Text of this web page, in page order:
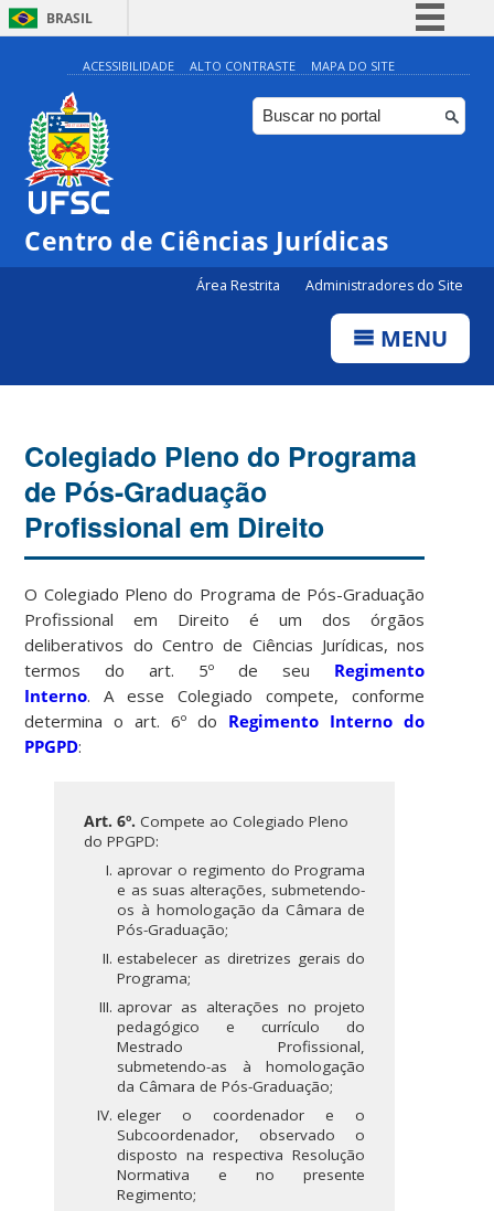
BRASIL
Simplifique!
Comunica BR
Participe
Canais
ACESSIBILIDADE ALTO CONTRASTE MAPA DO SITE
Centro de Ciências Jurídicas
Área Restrita Administradores do Site
MENU
Colegiado Pleno do Programa
de Pós-Graduação
Profissional em Direito
O Colegiado Pleno do Programa de Pós-Graduação
Profissional em Direito é um dos órgãos
deliberativos do Centro de Ciências Jurídicas, nos
termos do art. 5º de seu Regimento
Interno. A esse Colegiado compete, conforme
determina o art. 6º do Regimento Interno do
PPGPD:
Art. 6º.Compete ao Colegiado Pleno
do PPGPD:
aprovar o regimento do Programa
e as suas alterações, submetendo-
os à homologação da Câmara de
Pós-Graduação;
estabelecer as diretrizes gerais do
Programa;
aprovar as alterações no projeto
pedagógico e currículo do
Mestrado Profissional,
submetendo-as à homologação
da Câmara de Pós-Graduação;
eleger o coordenador e o
Subcoordenador, observado o
disposto na respectiva Resolução
Normativa e no presente
Regimento;